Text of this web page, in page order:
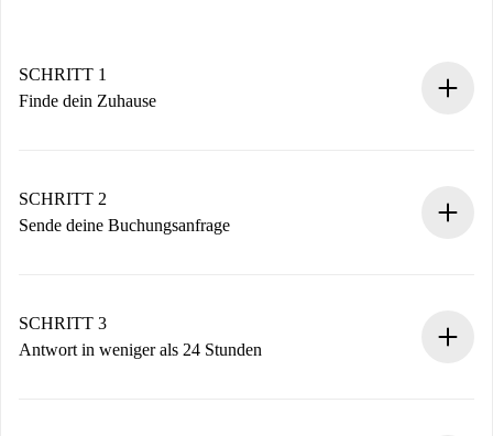
SCHRITT 1
Finde dein Zuhause
Du erhältst alle notwendigen Informationen im Voraus.
SCHRITT 2
Sende deine Buchungsanfrage
Denk daran, dass wir dich erst belasten, wenn der
Vermieter zustimmt.
SCHRITT 3
Antwort in weniger als 24 Stunden